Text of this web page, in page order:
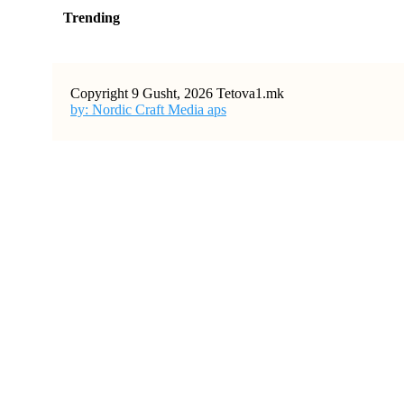
Trending
Copyright 9 Gusht, 2026 Tetova1.mk
by: Nordic Craft Media aps